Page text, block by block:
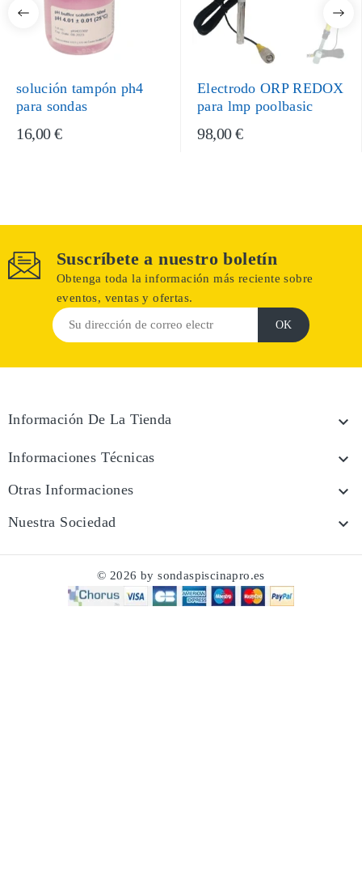
solución tampón ph4
para sondas
16,00 €
Electrodo ORP REDOX
para lmp poolbasic
98,00 €
Suscríbete a nuestro boletín
Obtenga toda la información más reciente sobre
eventos, ventas y ofertas.
Información De La Tienda 
Informaciones Técnicas 
Otras Informaciones 
Nuestra Sociedad 
© 2026 by sondaspiscinapro.es